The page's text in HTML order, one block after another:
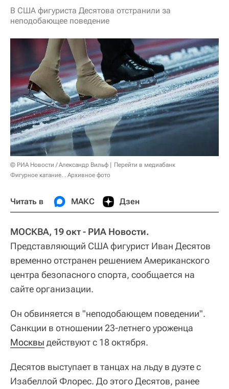
В США фигуриста Десятова отстранили за
неподобающее поведение
© РИА Новости / Александр Вильф
Перейти в медиабанк
Фигурное катание. . Архивное фото
Читать в МАКС Дзен
МОСКВА, 19 окт - РИА Новости.
Представляющий США фигурист Иван Десятов
временно отстранен решением Американского
центра безопасного спорта, сообщается на
сайте организации.
Он обвиняется в "неподобающем поведении".
Санкции в отношении 23-летнего уроженца
Москвы действуют с 18 октября.
Десятов выступает в танцах на льду в дуэте с
Изабеллой Флорес. До этого Десятов, ранее